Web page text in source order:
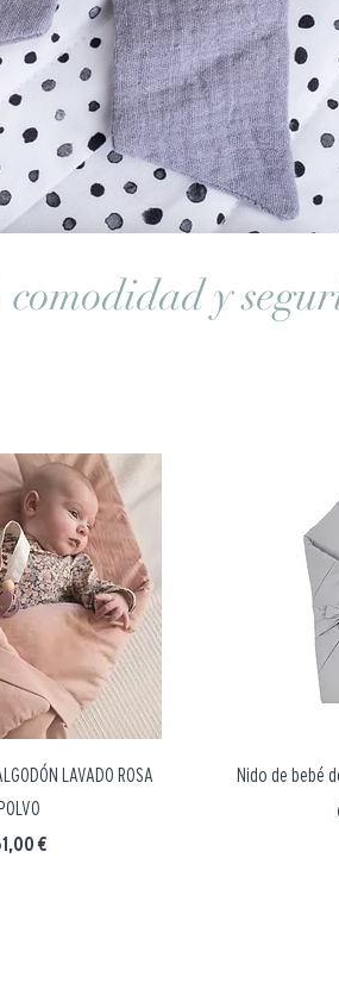
y
LAVADO ROSA
€
Nido de bebé